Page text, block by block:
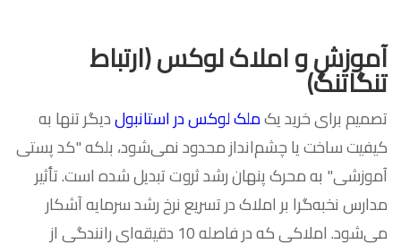
آموزش و املاک لوکس (ارتباط
تنگاتنگ)
تصمیم برای خرید یکملک لوکس در استانبولدیگر تنها به
کیفیت ساخت یا چشم‌انداز محدود نمی‌شود، بلکه "کد پستی
آموزشی" به محرک پنهان رشد ثروت تبدیل شده است. تأثیر
مدارس نخبه‌گرا بر املاک در تسریع نرخ رشد سرمایه آشکار
می‌شود. املاکی که در فاصله 10 دقیقه‌ای رانندگی از